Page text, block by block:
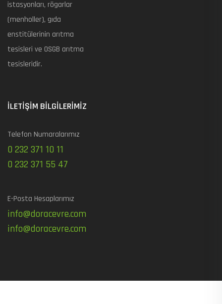
istasyonları, rögarlar
(menholler), gıda
enstitülerinin arıtma
tesisleri ve OSGB arıtma
tesisleridir.
İLETIŞIM BILGILERIMIZ
Telefon Numaralarımız
0 232 371 10 11
0 232 371 55 47
E-Posta Hesaplarımız
info@doracevre.com
info@doracevre.com